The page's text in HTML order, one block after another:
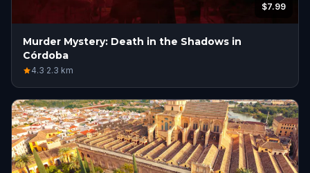
$7.99
Murder Mystery: Death in the Shadows in
Córdoba
4.3·2.3 km